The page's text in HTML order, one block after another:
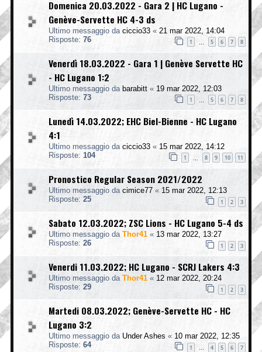
Domenica 20.03.2022 - Gara 2 | HC Lugano -
Genève-Servette HC 4-3 ds
Ultimo messaggio da ciccio33 « 21 mar 2022, 14:04
Risposte: 76 1 5 6 7 8
Venerdì 18.03.2022 - Gara 1 | Genève Servette HC
- HC Lugano 1:2
Ultimo messaggio da barabitt « 19 mar 2022, 12:03
Risposte: 73 1 5 6 7 8
Lunedì 14.03.2022; EHC Biel-Bienne - HC Lugano
4:1
Ultimo messaggio da ciccio33 « 15 mar 2022, 14:12
Risposte: 104 1 8 9 10 11
Pronostico Regular Season 2021/2022
Ultimo messaggio da cimice77 « 15 mar 2022, 12:13
Risposte: 25 1 2 3
Sabato 12.03.2022; ZSC Lions - HC Lugano 5-4 ds
Ultimo messaggio da Thor41 « 13 mar 2022, 13:27
Risposte: 26 1 2 3
Venerdi 11.03.2022; HC Lugano - SCRJ Lakers 4:3
Ultimo messaggio da Thor41 « 12 mar 2022, 20:24
Risposte: 29 1 2 3
Martedi 08.03.2022; Genève-Servette HC - HC
Lugano 3:2
Ultimo messaggio da Under Ashes « 10 mar 2022, 12:35
Risposte: 64 1 … 4 5 6 7